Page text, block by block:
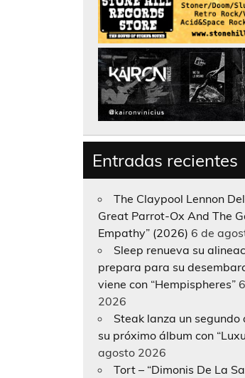
Entradas recientes
The Claypool Lennon
Great Parrot-Ox And The
Empathy” (2026) 6 de
Sleep renueva su
prepara para su
viene con “Hempispheres”
2026
Steak lanza un segundo
su próximo álbum con
agosto 2026
Tort – “Dimonis De La